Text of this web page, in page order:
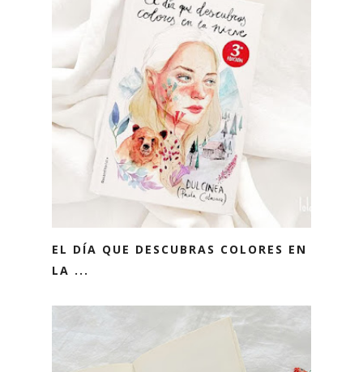
EL DÍA QUE DESCUBRAS COLORES EN
LA ...